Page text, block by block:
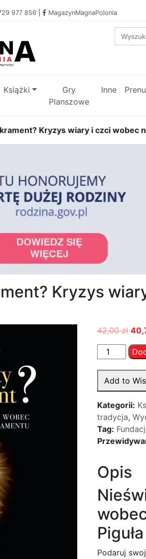
977 856 MagazynMagnaPolonia
Search
for:
Książki
Gry
Planszowe
Inne
Kryzys wiary i czci wobec
Kryzys
42,00zł
ilość
Nieświęty
Sakrament?
Kryzys
i
czci
wobec
Add to
Kategorii:
tradycja,
Tag:
Opis
Piguła
Podaruj